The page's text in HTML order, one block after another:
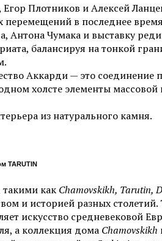
Плотников и Алексей
перемещений в последнее
Антона Чумака и выставку
балансируя на тонкой
Аккарди — это соединение
холсте элементы массовой
из натурального камня.
TARUTIN
как Chamovskikh, Tarutin,
и историей разных столетий.
искусство средневековой
а коллекция дома Chamovskikh